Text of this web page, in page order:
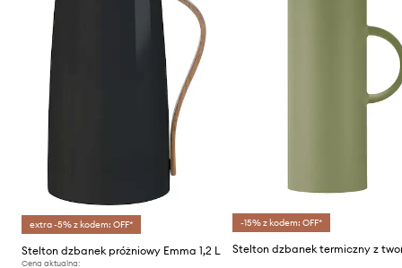
extra -5% z kodem: OFF*
Stelton dzbanek próżniowy Emma 1,2 L
Cena aktualna:
-15% z kodem: OFF*